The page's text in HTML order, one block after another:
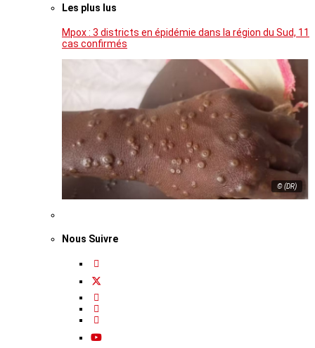
Les plus lus
Mpox : 3 districts en épidémie dans la région du Sud, 11
cas confirmés
© (DR)
Nous Suivre